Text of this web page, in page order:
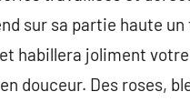
sur sa partie haute
habillera joliment
douceur. Des roses,